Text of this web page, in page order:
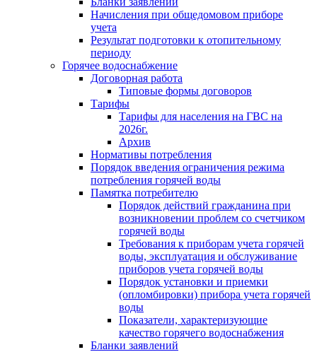
Начисления при общедомовом приборе
учета
Результат подготовки к отопительному
периоду
Горячее водоснабжение
Договорная работа
Типовые формы договоров
Тарифы
Тарифы для населения на ГВС на
2026г.
Архив
Нормативы потребления
Порядок введения ограничения режима
потребления горячей воды
Памятка потребителю
Порядок действий гражданина при
возникновении проблем со счетчиком
горячей воды
Требования к приборам учета горячей
воды, эксплуатация и обслуживание
приборов учета горячей воды
Порядок установки и приемки
(опломбировки) прибора учета горячей
воды
Показатели, характеризующие
качество горячего водоснабжения
Бланки заявлений